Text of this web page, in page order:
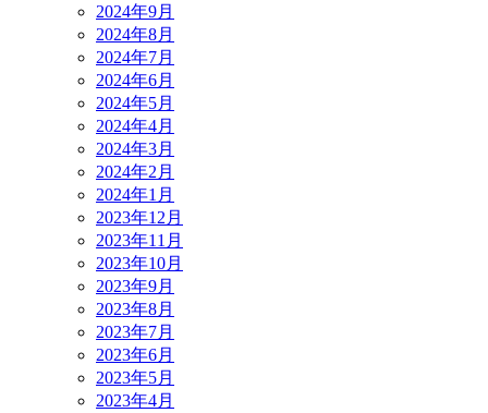
2024年9月
2024年8月
2024年7月
2024年6月
2024年5月
2024年4月
2024年3月
2024年2月
2024年1月
2023年12月
2023年11月
2023年10月
2023年9月
2023年8月
2023年7月
2023年6月
2023年5月
2023年4月